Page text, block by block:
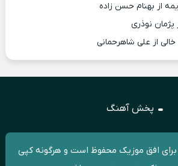
از بهنام حسن زاده
پژمان نوذری
خالی از علی شاهرحمانی
پخش آهنگ
افق موزیک محفوظ است و هرگونه کپی